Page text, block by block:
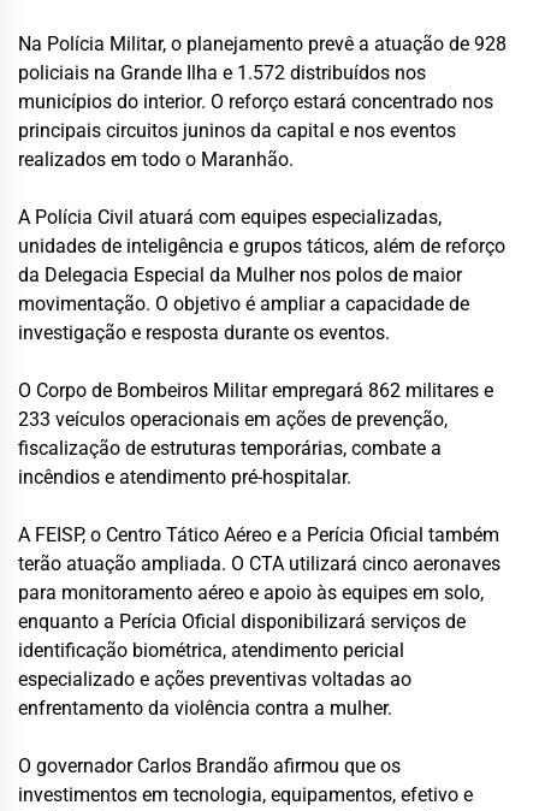
Na Polícia Militar, o planejamento prevê a atuação de 928
policiais na Grande Ilha e 1.572 distribuídos nos
municípios do interior. O reforço estará concentrado nos
principais circuitos juninos da capital e nos eventos
realizados em todo o Maranhão.
A Polícia Civil atuará com equipes especializadas,
unidades de inteligência e grupos táticos, além de reforço
da Delegacia Especial da Mulher nos polos de maior
movimentação. O objetivo é ampliar a capacidade de
investigação e resposta durante os eventos.
O Corpo de Bombeiros Militar empregará 862 militares e
233 veículos operacionais em ações de prevenção,
fiscalização de estruturas temporárias, combate a
incêndios e atendimento pré-hospitalar.
A FEISP, o Centro Tático Aéreo e a Perícia Oficial também
terão atuação ampliada. O CTA utilizará cinco aeronaves
para monitoramento aéreo e apoio às equipes em solo,
enquanto a Perícia Oficial disponibilizará serviços de
identificação biométrica, atendimento pericial
especializado e ações preventivas voltadas ao
enfrentamento da violência contra a mulher.
O governador Carlos Brandão afirmou que os
investimentos em tecnologia, equipamentos, efetivo e